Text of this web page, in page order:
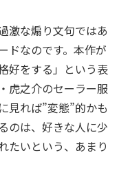
激な煽り文句ではあ
ドなのです。本作が
好をする」という表
虎之介のセーラー服
見れば”変態”的かも
のは、好きな人に少
たいという、あまり